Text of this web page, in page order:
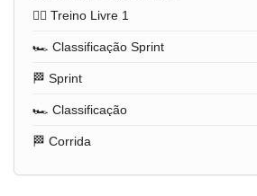
🏋️‍♂️ Treino Livre 1
🏎️ Classificação Sprint
🏁 Sprint
🏎️ Classificação
🏁 Corrida